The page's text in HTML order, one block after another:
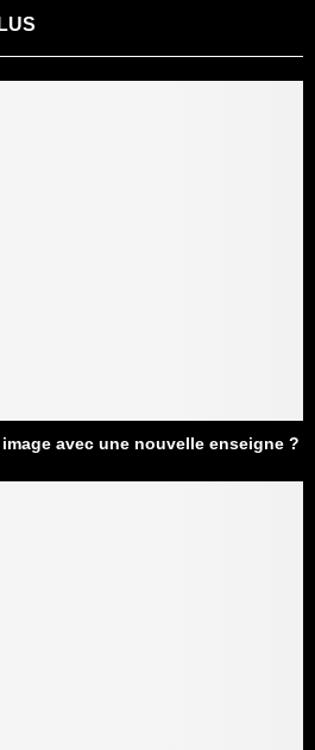
avec une nouvelle enseigne ?